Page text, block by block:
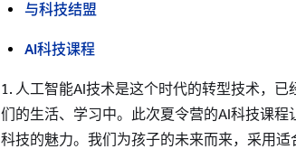
与科技结盟
AI科技课程
1. 人工智能AI技术是这个时代的转型技术，已
们的生活、学习中。此次夏令营的AI科技课程
科技的魅力。我们为孩子的未来而来，采用适